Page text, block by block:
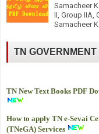
Samacheer
II, Group IIA,
Samacheer
TN
TN New Text Books PDF
How to apply TN e-Sevai
(TNeGA) Services